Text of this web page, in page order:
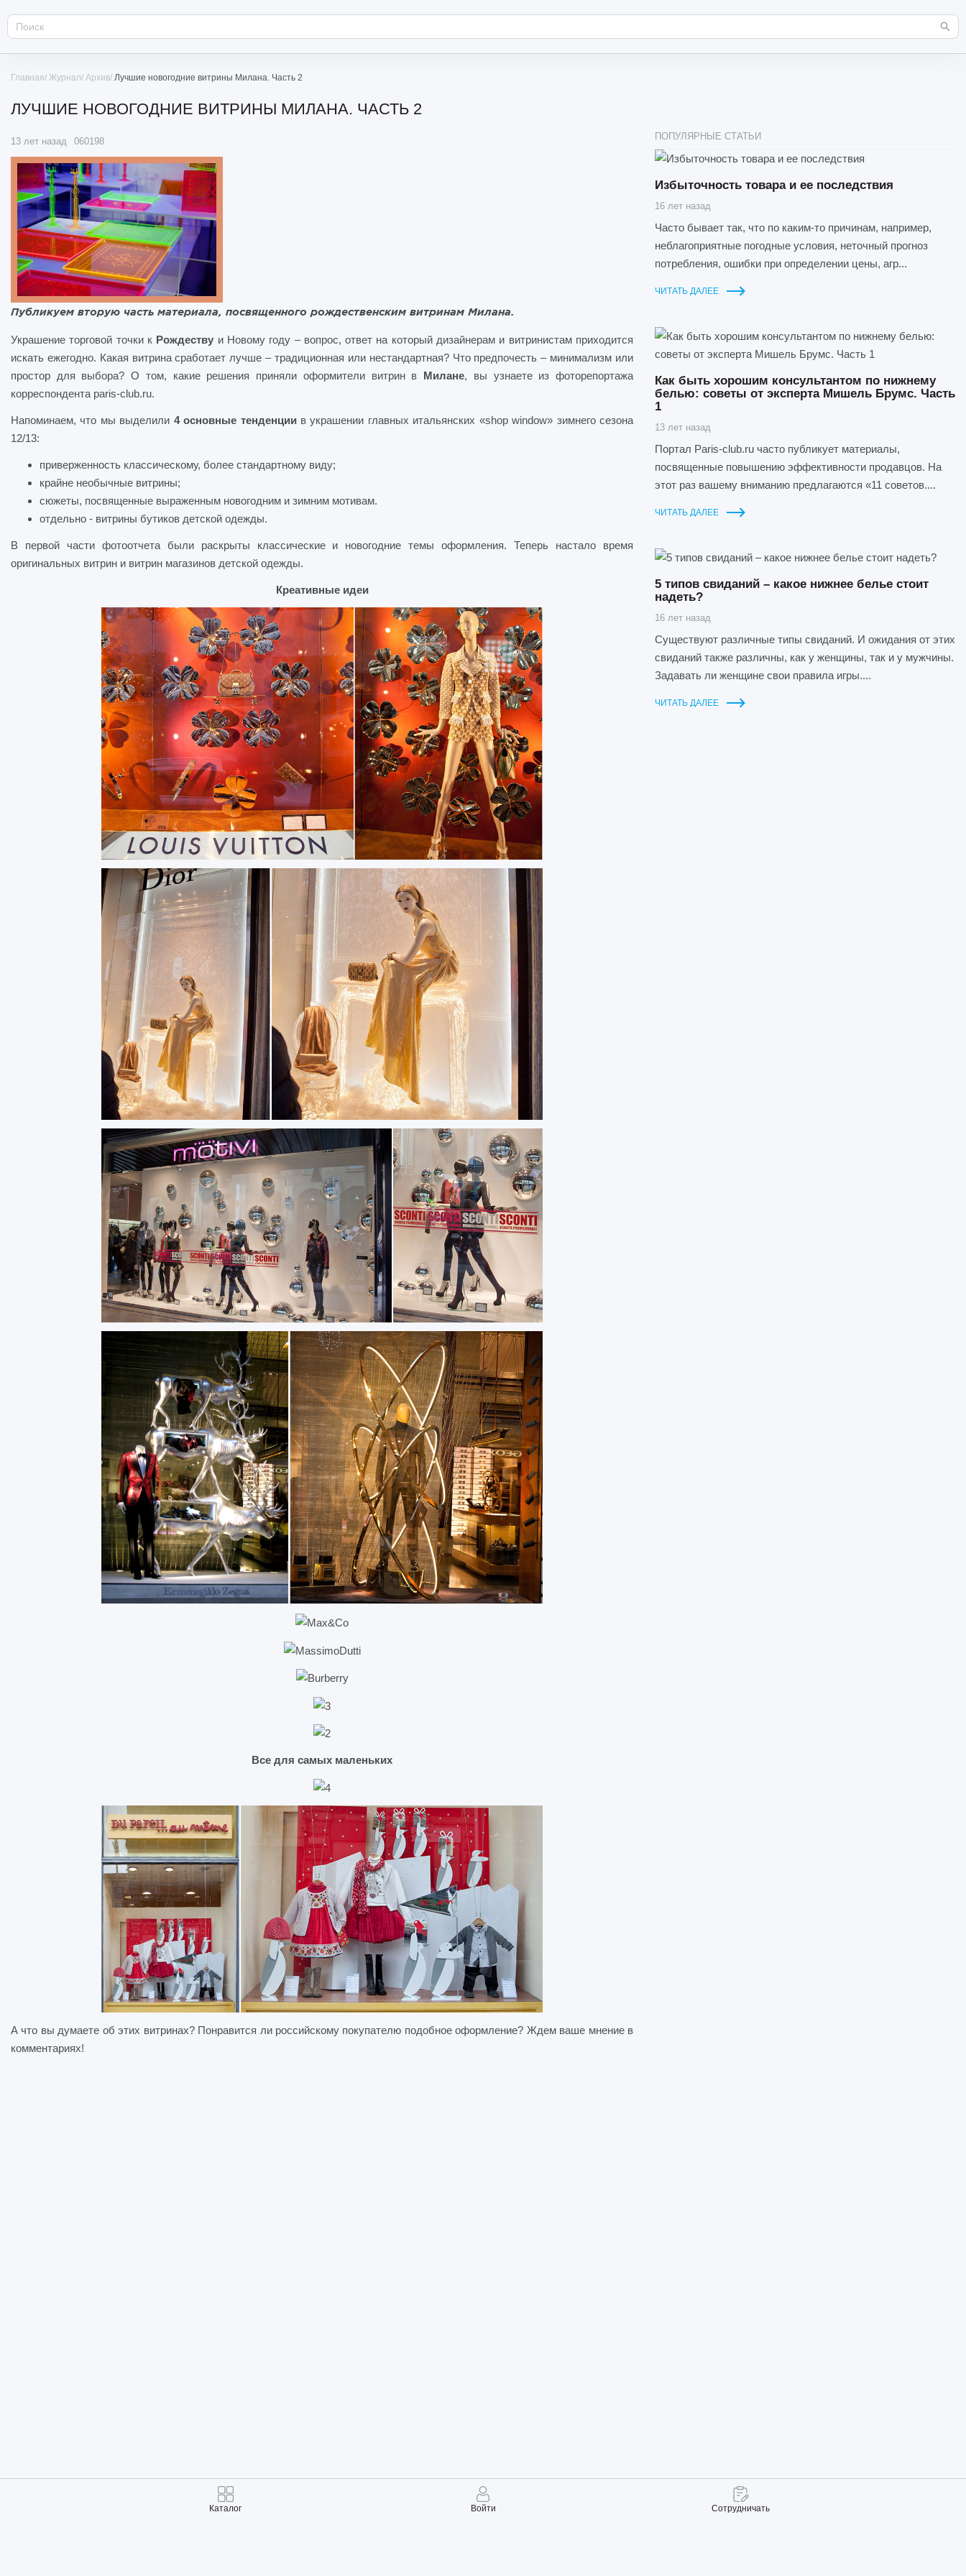
Каталог Войти Сотрудничать
Главная Журнал Архив Лучшие новогодние витрины Милана. Часть 2
ЛУЧШИЕ НОВОГОДНИЕ ВИТРИНЫ МИЛАНА. ЧАСТЬ 2
13 лет назад 060198
Публикуем вторую часть материала, посвященного рождественским витринам Милана.
Украшение торговой точки к Рождеству и Новому году – вопрос, ответ на который дизайнерам и витринистам приходится
искать ежегодно. Какая витрина сработает лучше – традиционная или нестандартная? Что предпочесть – минимализм или
простор для выбора? О том, какие решения приняли оформители витрин в Милане, вы узнаете из фоторепортажа
корреспондента paris-club.ru.
Напоминаем, что мы выделили 4 основные тенденциив украшении главных итальянских «shop window» зимнего сезона
12/13:
приверженность классическому, более стандартному виду;
крайне необычные витрины;
сюжеты, посвященные выраженным новогодним и зимним мотивам.
отдельно - витрины бутиков детской одежды.
В первой части фотоотчета были раскрыты классические и новогодние темы оформления. Теперь настало время
оригинальных витрин и витрин магазинов детской одежды.
Креативные идеи
Все для самых маленьких
А что вы думаете об этих витринах? Понравится ли российскому покупателю подобное оформление? Ждем ваше мнение в
комментариях!
ПОПУЛЯРНЫЕ СТАТЬИ
Избыточность товара и ее последствия
16 лет назад
Часто бывает так, что по каким-то причинам, например,
неблагоприятные погодные условия, неточный прогноз
потребления, ошибки при определении цены, агр...
ЧИТАТЬ ДАЛЕЕ
Как быть хорошим консультантом по нижнему
белью: советы от эксперта Мишель Брумс. Часть
1
13 лет назад
Портал Paris-club.ru часто публикует материалы,
посвященные повышению эффективности продавцов. На
этот раз вашему вниманию предлагаются «11 советов....
ЧИТАТЬ ДАЛЕЕ
5 типов свиданий – какое нижнее белье стоит
надеть?
16 лет назад
Существуют различные типы свиданий. И ожидания от этих
свиданий также различны, как у женщины, так и у мужчины.
Задавать ли женщине свои правила игры....
ЧИТАТЬ ДАЛЕЕ